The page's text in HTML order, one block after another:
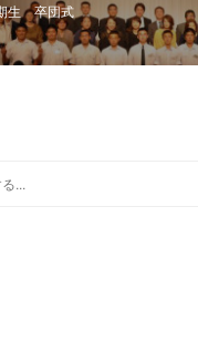
生 卒団式